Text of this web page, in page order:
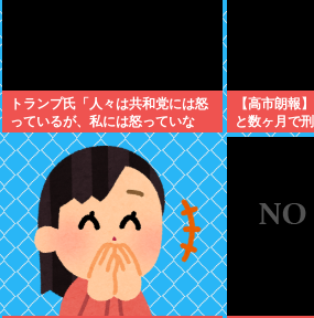
トランプ氏「人々は共和党には怒
っているが、私には怒っていな
い」
【高市朗報
と数ヶ月で